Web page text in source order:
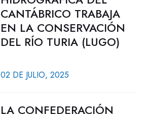
CANTÁBRICO TRABAJA
EN LA CONSERVACIÓN
DEL RÍO TURIA (LUGO)
02 DE JULIO, 2025
LA CONFEDERACIÓN